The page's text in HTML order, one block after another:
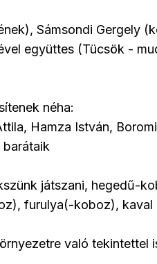
Sámsondi Gergely
együttes (Tücsök -
néha:
Hamza István,
barátaik
játszani, hegedű-
furulya(-koboz), kaval
való tekintettel